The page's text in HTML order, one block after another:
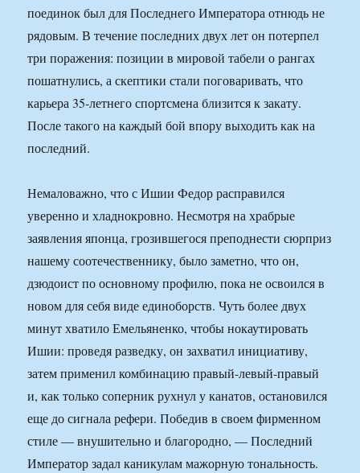
поединок был для Последнего Императора отнюдь не
рядовым. В течение последних двух лет он потерпел
три поражения: позиции в мировой табели о рангах
пошатнулись, а скептики стали поговаривать, что
карьера 35-летнего спортсмена близится к закату.
После такого на каждый бой впору выходить как на
последний.
Немаловажно, что с Ишии Федор расправился
уверенно и хладнокровно. Несмотря на храбрые
заявления японца, грозившегося преподнести сюрприз
нашему соотечественнику, было заметно, что он,
дзюдоист по основному профилю, пока не освоился в
новом для себя виде единоборств. Чуть более двух
минут хватило Емельяненко, чтобы нокаутировать
Ишии: проведя разведку, он захватил инициативу,
затем применил комбинацию правый-левый-правый
и, как только соперник рухнул у канатов, остановился
еще до сигнала рефери. Победив в своем фирменном
стиле — внушительно и благородно, — Последний
Император задал каникулам мажорную тональность.